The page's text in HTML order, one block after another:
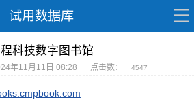
试用数据库
科技数字图书馆
年11月11日 08:28 点击数： 4547